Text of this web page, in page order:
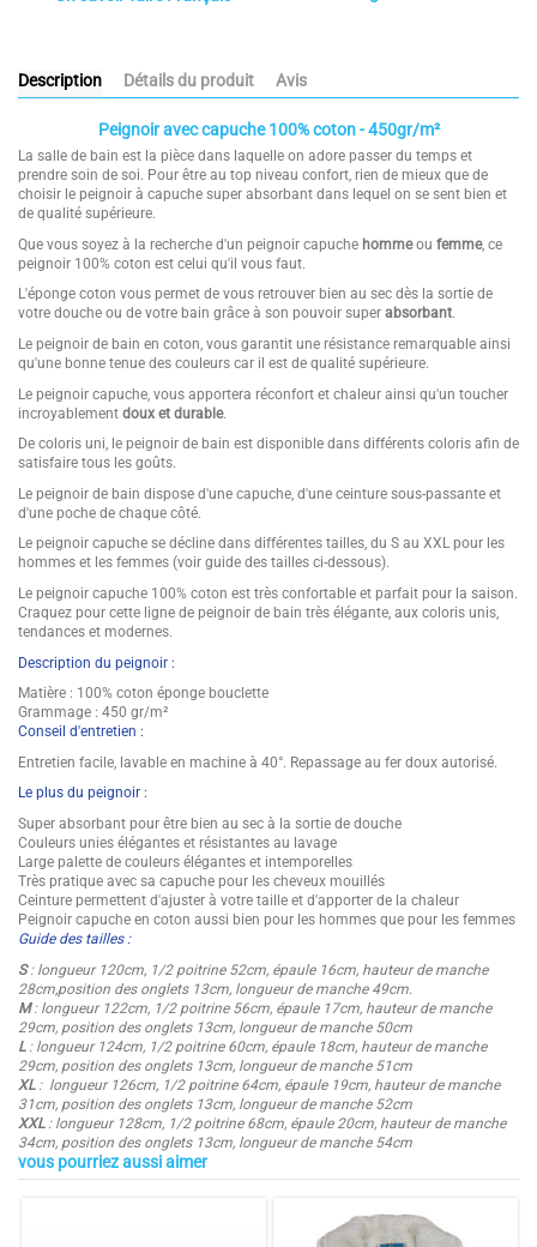
Description Détails du produit Avis
Peignoir avec capuche 100% coton - 450gr/m²
La salle de bain est la pièce dans laquelle on adore passer du temps et
prendre soin de soi. Pour être au top niveau confort, rien de mieux que de
choisir le peignoir à capuche super absorbant dans lequel on se sent bien et
de qualité supérieure.
Que vous soyez à la recherche d'un peignoir capuche hommeou femme, ce
peignoir 100% coton est celui qu'il vous faut.
L'éponge coton vous permet de vous retrouver bien au sec dès la sortie de
votre douche ou de votre bain grâce à son pouvoir super absorbant.
Le peignoir de bain en coton, vous garantit une résistance remarquable ainsi
qu'une bonne tenue des couleurs car il est de qualité supérieure.
Le peignoir capuche, vous apportera réconfort et chaleur ainsi qu'un toucher
incroyablement doux et durable.
De coloris uni, le peignoir de bain est disponible dans différents coloris afin de
satisfaire tous les goûts.
Le peignoir de bain dispose d'une capuche, d'une ceinture sous-passante et
d'une poche de chaque côté.
Le peignoir capuche se décline dans différentes tailles, du S au XXL pour les
hommes et les femmes (voir guide des tailles ci-dessous).
Le peignoir capuche 100% coton est très confortable et parfait pour la saison.
Craquez pour cette ligne de peignoir de bain très élégante, aux coloris unis,
tendances et modernes.
Description du peignoir :
Matière : 100% coton éponge bouclette
Grammage : 450 gr/m²
Conseil d'entretien :
Entretien facile, lavable en machine à 40°. Repassage au fer doux autorisé.
Le plus du peignoir :
Super absorbant pour être bien au sec à la sortie de douche
Couleurs unies élégantes et résistantes au lavage
Large palette de couleurs élégantes et intemporelles
Très pratique avec sa capuche pour les cheveux mouillés
Ceinture permettent d'ajuster à votre taille et d'apporter de la chaleur
Peignoir capuche en coton aussi bien pour les hommes que pour les femmes
Guide des tailles :
S: longueur 120cm, 1/2 poitrine 52cm, épaule 16cm, hauteur de manche
28cm,position des onglets 13cm, longueur de manche 49cm.
M: longueur 122cm, 1/2 poitrine 56cm, épaule 17cm, hauteur de manche
29cm, position des onglets 13cm, longueur de manche 50cm
L : longueur 124cm, 1/2 poitrine 60cm, épaule 18cm, hauteur de manche
29cm, position des onglets 13cm, longueur de manche 51cm
XL: longueur 126cm, 1/2 poitrine 64cm, épaule 19cm, hauteur de manche
31cm, position des onglets 13cm, longueur de manche 52cm
XXL : longueur 128cm, 1/2 poitrine 68cm, épaule 20cm, hauteur de manche
34cm, position des onglets 13cm, longueur de manche 54cm
Hauteur / Épaisseur
1
4.6
vous pourriez aussi aimer